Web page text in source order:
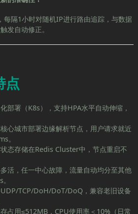
每隔1小时对随机IP进行路由追踪，与数据
发自动修正。
点
部署（K8s），支持HPA水平自动伸缩，
核心城市部署边缘解析节点，用户请求就近
。
状态存储在Redis Cluster中，节点重启不
多活，任一中心故障，流量自动均分至其他
UDP/TCP/DoH/DoT/DoQ，兼容老旧设备
存占用≤512MB，CPU使用率＜10%（日常